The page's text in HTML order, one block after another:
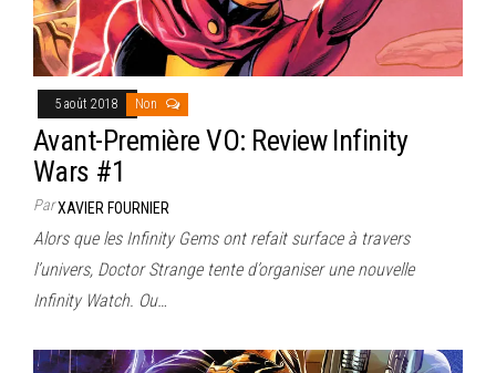
5 août 2018 Non
Avant-Première VO: Review Infinity
Wars #1
ParXAVIER FOURNIER
Alors que les Infinity Gems ont refait surface à travers
l’univers, Doctor Strange tente d’organiser une nouvelle
Infinity Watch. Ou…